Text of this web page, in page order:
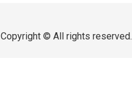
Copyright © All rights reserved.